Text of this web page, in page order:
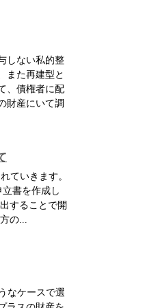
しない私的整
また再建型と
、債権者に配
財産にいて調
ていきます。
書を作成し
することで開
の...
なケースで選